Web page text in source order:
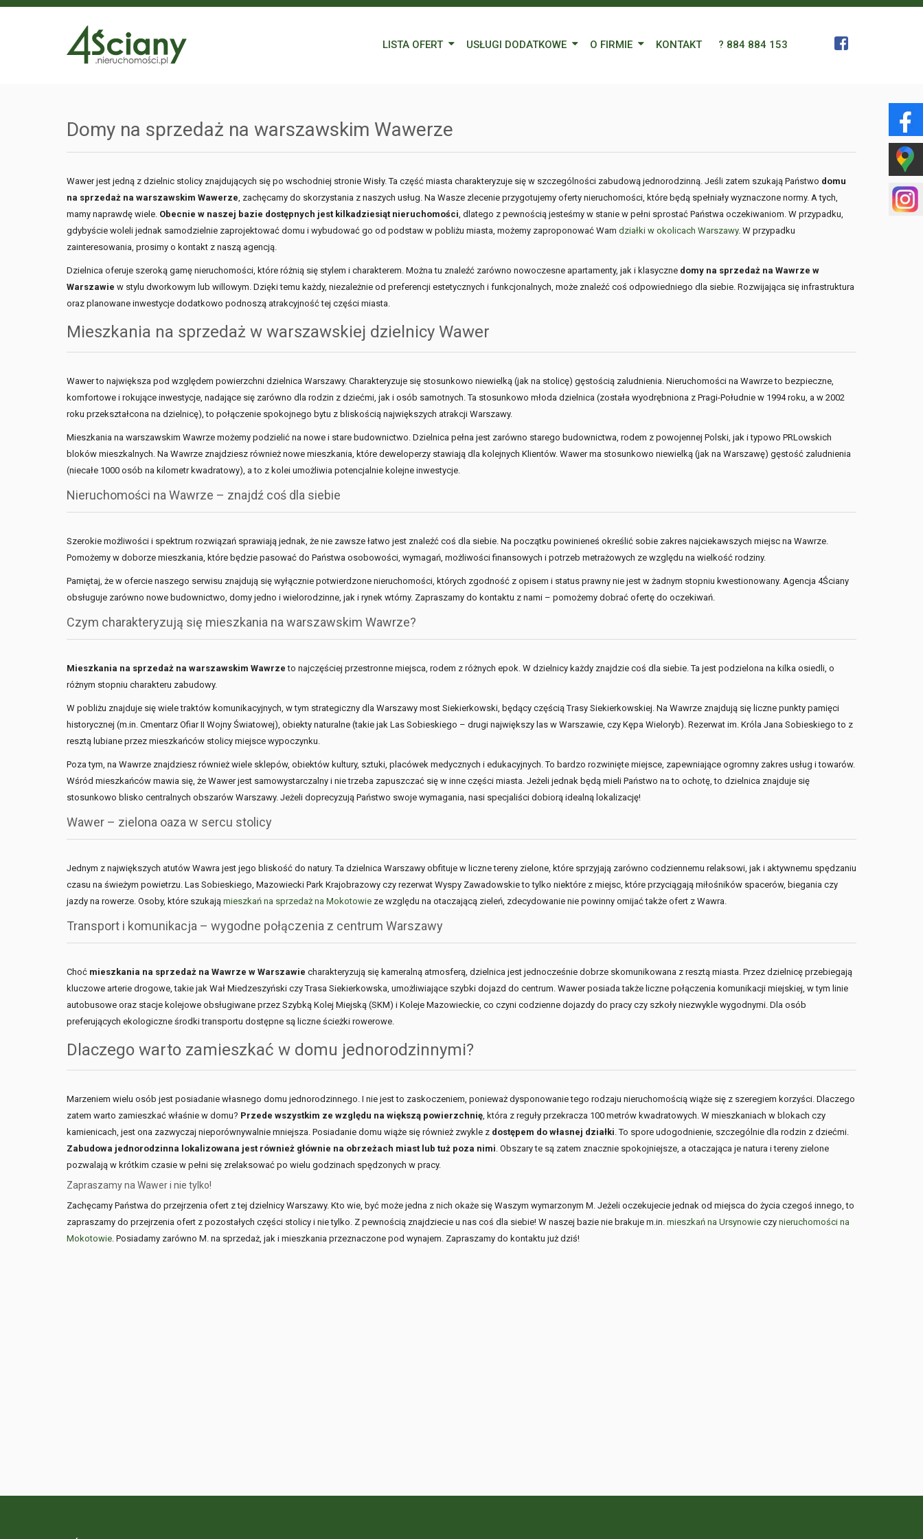
LISTA OFERT
Oferty specjalne
USŁUGI DODATKOWE O FIRMIE
Formularz
KONTAKT ? 884 884 153
Domy na sprzedaż na warszawskim Wawerze
Wawer jest jedną z dzielnic stolicy znajdujących się po wschodniej stronie Wisły. Ta część miasta charakteryzuje się w szczególności zabudową jednorodzinną. Jeśli zatem szukają Państwo domu
na sprzedaż na warszawskim Wawerze, zachęcamy do skorzystania z naszych usług. Na Wasze zlecenie przygotujemy oferty nieruchomości, które będą spełniały wyznaczone normy. A tych,
mamy naprawdę wiele. Obecnie w naszej bazie dostępnych jest kilkadziesiąt nieruchomości, dlatego z pewnością jesteśmy w stanie w pełni sprostać Państwa oczekiwaniom. W przypadku,
gdybyście woleli jednak samodzielnie zaprojektować domu i wybudować go od podstaw w pobliżu miasta, możemy zaproponować Wam działki w okolicach Warszawy. W przypadku
zainteresowania, prosimy o kontakt z naszą agencją.
Dzielnica oferuje szeroką gamę nieruchomości, które różnią się stylem i charakterem. Można tu znaleźć zarówno nowoczesne apartamenty, jak i klasyczne domy na sprzedaż na Wawrze w
Warszawie w stylu dworkowym lub willowym. Dzięki temu każdy, niezależnie od preferencji estetycznych i funkcjonalnych, może znaleźć coś odpowiedniego dla siebie. Rozwijająca się infrastruktura
oraz planowane inwestycje dodatkowo podnoszą atrakcyjność tej części miasta.
Mieszkania na sprzedaż w warszawskiej dzielnicy Wawer
Wawer to największa pod względem powierzchni dzielnica Warszawy. Charakteryzuje się stosunkowo niewielką (jak na stolicę) gęstością zaludnienia. Nieruchomości na Wawrze to bezpieczne,
komfortowe i rokujące inwestycje, nadające się zarówno dla rodzin z dziećmi, jak i osób samotnych. Ta stosunkowo młoda dzielnica (została wyodrębniona z Pragi-Południe w 1994 roku, a w 2002
roku przekształcona na dzielnicę), to połączenie spokojnego bytu z bliskością największych atrakcji Warszawy.
Mieszkania na warszawskim Wawrze możemy podzielić na nowe i stare budownictwo. Dzielnica pełna jest zarówno starego budownictwa, rodem z powojennej Polski, jak i typowo PRLowskich
bloków mieszkalnych. Na Wawrze znajdziesz również nowe mieszkania, które deweloperzy stawiają dla kolejnych Klientów. Wawer ma stosunkowo niewielką (jak na Warszawę) gęstość zaludnienia
(niecałe 1000 osób na kilometr kwadratowy), a to z kolei umożliwia potencjalnie kolejne inwestycje.
Nieruchomości na Wawrze – znajdź coś dla siebie
Szerokie możliwości i spektrum rozwiązań sprawiają jednak, że nie zawsze łatwo jest znaleźć coś dla siebie. Na początku powinieneś określić sobie zakres najciekawszych miejsc na Wawrze.
Pomożemy w doborze mieszkania, które będzie pasować do Państwa osobowości, wymagań, możliwości finansowych i potrzeb metrażowych ze względu na wielkość rodziny.
Pamiętaj, że w ofercie naszego serwisu znajdują się wyłącznie potwierdzone nieruchomości, których zgodność z opisem i status prawny nie jest w żadnym stopniu kwestionowany. Agencja 4Ściany
obsługuje zarówno nowe budownictwo, domy jedno i wielorodzinne, jak i rynek wtórny. Zapraszamy do kontaktu z nami – pomożemy dobrać ofertę do oczekiwań.
Czym charakteryzują się mieszkania na warszawskim Wawrze?
Mieszkania na sprzedaż na warszawskim Wawrze to najczęściej przestronne miejsca, rodem z różnych epok. W dzielnicy każdy znajdzie coś dla siebie. Ta jest podzielona na kilka osiedli, o
różnym stopniu charakteru zabudowy.
W pobliżu znajduje się wiele traktów komunikacyjnych, w tym strategiczny dla Warszawy most Siekierkowski, będący częścią Trasy Siekierkowskiej. Na Wawrze znajdują się liczne punkty pamięci
historycznej (m.in. Cmentarz Ofiar II Wojny Światowej), obiekty naturalne (takie jak Las Sobieskiego – drugi największy las w Warszawie, czy Kępa Wieloryb). Rezerwat im. Króla Jana Sobieskiego to z
resztą lubiane przez mieszkańców stolicy miejsce wypoczynku.
Poza tym, na Wawrze znajdziesz również wiele sklepów, obiektów kultury, sztuki, placówek medycznych i edukacyjnych. To bardzo rozwinięte miejsce, zapewniające ogromny zakres usług i towarów.
Wśród mieszkańców mawia się, że Wawer jest samowystarczalny i nie trzeba zapuszczać się w inne części miasta. Jeżeli jednak będą mieli Państwo na to ochotę, to dzielnica znajduje się
stosunkowo blisko centralnych obszarów Warszawy. Jeżeli doprecyzują Państwo swoje wymagania, nasi specjaliści dobiorą idealną lokalizację!
Wawer – zielona oaza w sercu stolicy
Jednym z największych atutów Wawra jest jego bliskość do natury. Ta dzielnica Warszawy obfituje w liczne tereny zielone, które sprzyjają zarówno codziennemu relaksowi, jak i aktywnemu spędzaniu
czasu na świeżym powietrzu. Las Sobieskiego, Mazowiecki Park Krajobrazowy czy rezerwat Wyspy Zawadowskie to tylko niektóre z miejsc, które przyciągają miłośników spacerów, biegania czy
jazdy na rowerze. Osoby, które szukają mieszkań na sprzedaż na Mokotowie ze względu na otaczającą zieleń, zdecydowanie nie powinny omijać także ofert z Wawra.
Transport i komunikacja – wygodne połączenia z centrum Warszawy
Choć mieszkania na sprzedaż na Wawrze w Warszawie charakteryzują się kameralną atmosferą, dzielnica jest jednocześnie dobrze skomunikowana z resztą miasta. Przez dzielnicę przebiegają
kluczowe arterie drogowe, takie jak Wał Miedzeszyński czy Trasa Siekierkowska, umożliwiające szybki dojazd do centrum. Wawer posiada także liczne połączenia komunikacji miejskiej, w tym linie
autobusowe oraz stacje kolejowe obsługiwane przez Szybką Kolej Miejską (SKM) i Koleje Mazowieckie, co czyni codzienne dojazdy do pracy czy szkoły niezwykle wygodnymi. Dla osób
preferujących ekologiczne środki transportu dostępne są liczne ścieżki rowerowe.
Dlaczego warto zamieszkać w domu jednorodzinnymi?
Marzeniem wielu osób jest posiadanie własnego domu jednorodzinnego. I nie jest to zaskoczeniem, ponieważ dysponowanie tego rodzaju nieruchomością wiąże się z szeregiem korzyści. Dlaczego
zatem warto zamieszkać właśnie w domu? Przede wszystkim ze względu na większą powierzchnię, która z reguły przekracza 100 metrów kwadratowych. W mieszkaniach w blokach czy
kamienicach, jest ona zazwyczaj nieporównywalnie mniejsza. Posiadanie domu wiąże się również zwykle z dostępem do własnej działki. To spore udogodnienie, szczególnie dla rodzin z dziećmi.
Zabudowa jednorodzinna lokalizowana jest również głównie na obrzeżach miast lub tuż poza nimi. Obszary te są zatem znacznie spokojniejsze, a otaczająca je natura i tereny zielone
pozwalają w krótkim czasie w pełni się zrelaksować po wielu godzinach spędzonych w pracy.
Zapraszamy na Wawer i nie tylko!
Zachęcamy Państwa do przejrzenia ofert z tej dzielnicy Warszawy. Kto wie, być może jedna z nich okaże się Waszym wymarzonym M. Jeżeli oczekujecie jednak od miejsca do życia czegoś innego, to
zapraszamy do przejrzenia ofert z pozostałych części stolicy i nie tylko. Z pewnością znajdziecie u nas coś dla siebie! W naszej bazie nie brakuje m.in. mieszkań na Ursynowie czy nieruchomości na
Mokotowie. Posiadamy zarówno M. na sprzedaż, jak i mieszkania przeznaczone pod wynajem. Zapraszamy do kontaktu już dziś!